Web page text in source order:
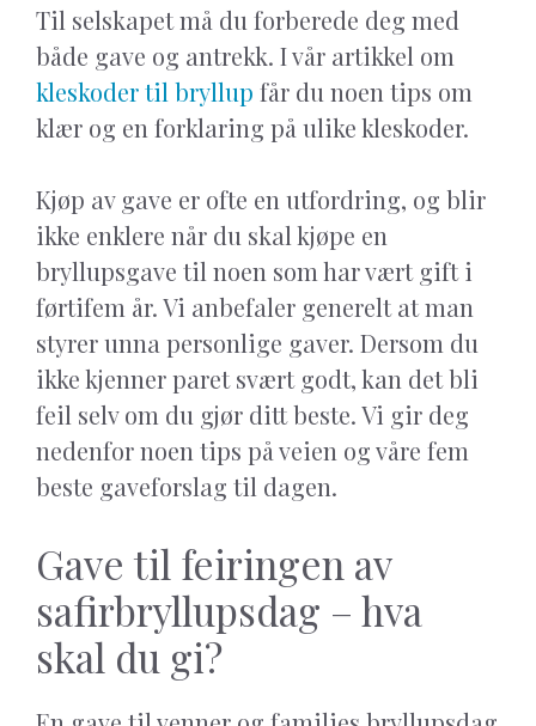
Til selskapet må du forberede deg med
både gave og antrekk. I vår artikkel om
kleskoder til bryllup får du noen tips om
klær og en forklaring på ulike kleskoder.
Kjøp av gave er ofte en utfordring, og blir
ikke enklere når du skal kjøpe en
bryllupsgave til noen som har vært gift i
førtifem år. Vi anbefaler generelt at man
styrer unna personlige gaver. Dersom du
ikke kjenner paret svært godt, kan det bli
feil selv om du gjør ditt beste. Vi gir deg
nedenfor noen tips på veien og våre fem
beste gaveforslag til dagen.
Gave til feiringen av
safirbryllupsdag – hva
skal du gi?